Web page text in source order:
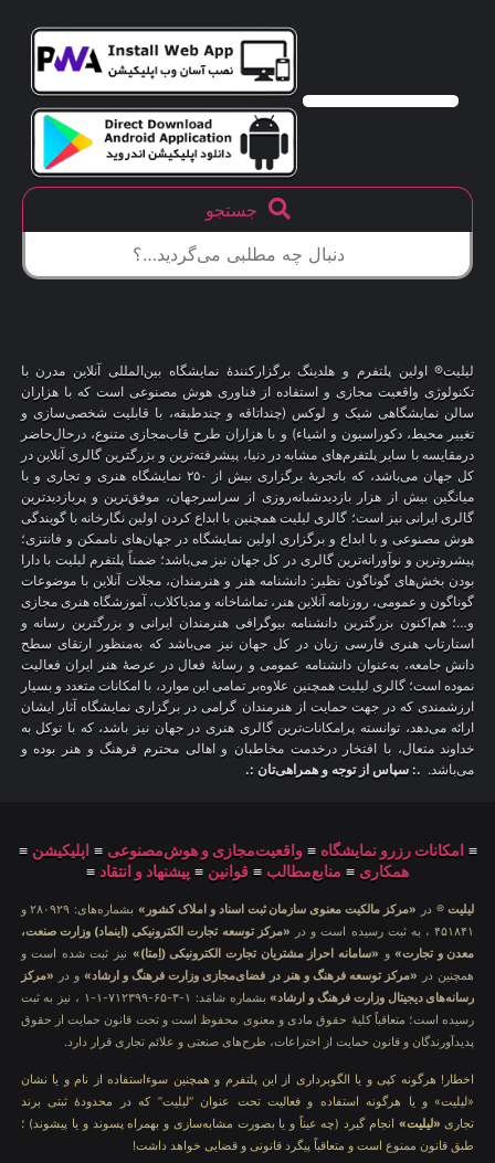
جستجو
لیلیت® اولین پلتفرم و هلدینگ برگزارکنندهٔ نمایشگاه بین‌المللی آنلاین مدرن با
تکنولوژی واقعیت مجازی و استفاده از فناوری هوش مصنوعی است که با هزاران
سالن نمایشگاهی شیک و لوکس (چنداتاقه و چندطبقه، با قابلیت شخصی‌سازی و
تغییر محیط، دکوراسیون و اشیاء) و با هزاران طرح قاب‌مجازی متنوع، درحال‌حاضر
درمقایسه با سایر پلتفرم‌های مشابه در دنیا، پیشرفته‌ترین و بزرگترین گالری آنلاین در
کل جهان می‌باشد، که باتجربهٔ برگزاری بیش از ۲۵۰ نمایشگاه هنری و تجاری و با
میانگین بیش از هزار بازدیدشبانه‌روزی از سراسرجهان، موفق‌ترین و پربازدیدترین
گالری ایرانی نیز است؛ گالری لیلیت همچنین با ابداع کردن اولین نگارخانه با گویندگی
هوش مصنوعی و با ابداع و برگزاری اولین نمایشگاه در جهان‌های ناممکن و فانتزی؛
پیشروترین و نوآورانه‌ترین گالری در کل جهان نیز می‌باشد؛ ضمناً پلتفرم لیلیت با دارا
بودن بخش‌های گوناگون نظیر: دانشنامه هنر و هنرمندان، مجلات آنلاین با موضوعات
گوناگون و عمومی، روزنامه آنلاین هنر، تماشاخانه و مدیاکلاب، آموزشگاه هنری مجازی
و…؛ هم‌اکنون بزرگترین دانشنامه بیوگرافی هنرمندان ایرانی و بزرگترین رسانه و
استارتاپ هنری فارسی زبان در کل جهان نیز می‌باشد که به‌منظور ارتقای سطح
دانش جامعه، به‌عنوان دانشنامه عمومی و رسانهٔ فعال در عرصهٔ هنر ایران فعالیت
نموده است؛ گالری لیلیت همچنین علاوه‌بر تمامی این موارد، با امکانات متعدد و بسیار
ارزشمندی که در جهت حمایت از هنرمندان گرامی در برگزاری نمایشگاه آثار ایشان
ارائه می‌دهد، توانسته پرامکانات‌ترین گالری هنری در جهان نیز باشد، که با توکل به
خداوند متعال، با افتخار درخدمت مخاطبان و اهالی محترم فرهنگ و هنر بوده و
می‌باشد. .: سپاس از توجه و همراهی‌تان :.
≡ امکانات رزرو نمایشگاه ≡واقعیت‌مجازی و هوش‌مصنوعی ≡ اپلیکیشن ≡
همکاری ≡ منابع‌مطالب ≡ قوانین ≡ پیشنهاد و انتقاد ≡
لیلیت® در «مرکز مالکیت معنوی سازمان ثبت اسناد و املاک کشور»
بشماره‌های: ۲۸۰۹۲۹ و
۴۵۱۸۴۱ ، به ثبت رسیده است و در
«مرکز توسعه تجارت الکترونیکی (اینماد) وزارت صنعت،
معدن و تجارت»و «سامانه احراز مشتریان تجارت الکترونیکی (اِمتا)» نیز ثبت شده است و
همچنین در «مرکز توسعه فرهنگ و هنر در فضای‌مجازی وزارت فرهنگ و ارشاد» و در «مرکز
رسانه‌های دیجیتال وزارت فرهنگ و ارشاد»
بشماره شامَد: ۱-۳-۶۵-۷۱۲۳۹۹-۱-۱ ، نیز به ثبت
رسیده است؛ متعاقباً کلیهٔ حقوق مادی و معنوی محفوظ است و تحت قانون حمایت از حقوق
پدیدآورندگان و قانون حمایت از اختراعات، طرح‌های صنعتی و علائم تجاری قرار دارد.
اخطار! هرگونه کپی و یا الگوبرداری از این پلتفرم و همچنین سوءاستفاده از نام و یا نشان
«لیلیت» و یا هرگونه استفاده و فعالیت تحت عنوان “لیلیت” که در محدودهٔ ثبتی برند
تجاری «لیلیت» انجام گیرد (چه عیناً و یا بصورت مشابه‌سازی و بهمراه پسوند و یا پیشوند) ؛
طبق قانون ممنوع است و متعاقباً پیگرد قانونی و قضایی خواهد داشت!